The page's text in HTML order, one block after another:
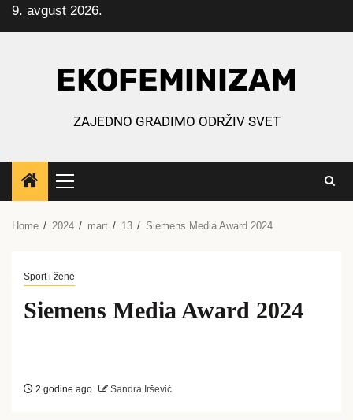
Skip
to
9. avgust 2026.
EKOFEMINIZAM
ZAJEDNO GRADIMO ODRŽIV SVET
Primary
Menu
Home 2024 mart 13 Siemens Media Award 2024
Sport i žene
Siemens Media Award 2024
2 godine ago Sandra Iršević